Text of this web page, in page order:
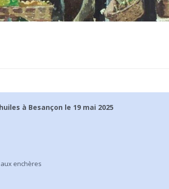
#06
#08
#11à Besançon le 19 mai 2025
enchères